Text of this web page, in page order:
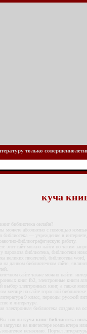
только
куча
библиотека онлайн?
абсолютно с помощью
— учреждение в интернете,
библиографическую работу.
сайт можно найти по таким
у паровоза библиотека, библиотеки
великих писателей, библиотека
на данном библиотечном сайте,
сайте также можно найти:
книг fb2, электронные книги
выбор электронных книг, а также
на сайте взрослой библиотеке
9 класс, периоды русской
и литературе.
библиотека создана на
нашли куча книг библиотека
на винчестере компьютера или
незаконно. Портал